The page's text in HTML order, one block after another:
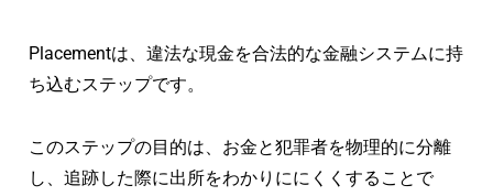
Placementは、違法な現金を合法的な金融システムに持
ち込むステップです。
このステップの目的は、お金と犯罪者を物理的に分離
し、追跡した際に出所をわかりににくくすることで